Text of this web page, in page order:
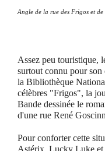
Angle de la rue des Frigos et
Assez peu touristique,
surtout connu pour son
la Bibliothèque
célèbres "Frigos", la
Bande dessinée le
d'une rue René
Pour conforter cette
Astérix, Lucky Luke et